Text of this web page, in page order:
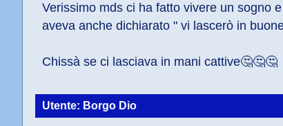
Verissimo mds ci ha fatto vivere un sogno
aveva anche dichiarato " vi lascerò in
Chissà se ci lasciava in mani cattive🤔🤔🤔
Utente: Borgo Dio